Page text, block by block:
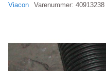
Viacon Varenummer: 40913238